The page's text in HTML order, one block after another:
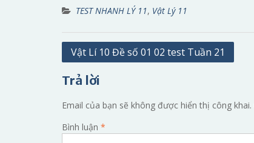
TEST NHANH LÝ 11, Vật Lý 11
Điều
bài
viết
Vật Lí 10 Đề số 01 02 test Tuần 21
Trả lời
Email của bạn sẽ không được hiển thị công khai.
Bình luận *